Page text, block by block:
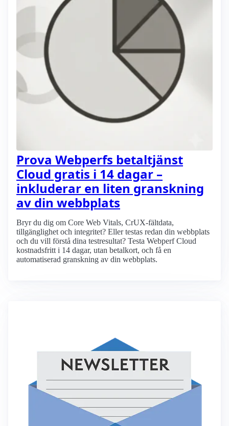
Prova Webperfs betaltjänst
Cloud gratis i 14 dagar –
inkluderar en liten granskning
av din webbplats
Bryr du dig om Core Web Vitals, CrUX-fältdata,
tillgänglighet och integritet? Eller testas redan din webbplats
och du vill förstå dina testresultat? Testa Webperf Cloud
kostnadsfritt i 14 dagar, utan betalkort, och få en
automatiserad granskning av din webbplats.